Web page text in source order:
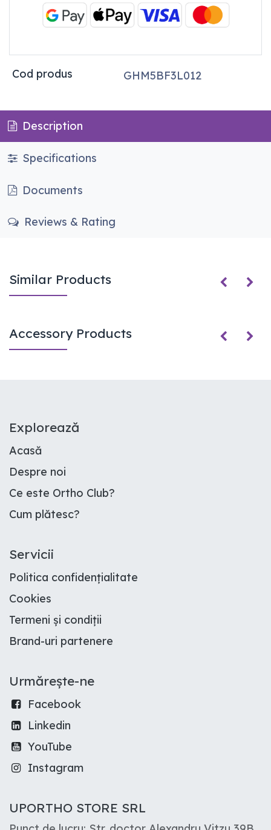
Cod produs GHM5BF3L012
Description
Specifications
Documents
Reviews & Rating
Similar Products
Accessory Products
E​xplorează
Acasă
Despre noi
Ce este Ortho Club?
Cum plătesc?
Servicii
Politica confidențialitate
Cookies
Termeni și condiții
Brand-uri partenere
Urmărește-ne
Facebook
Linkedin
YouTube
Instagram
UPORTHO STORE SRL